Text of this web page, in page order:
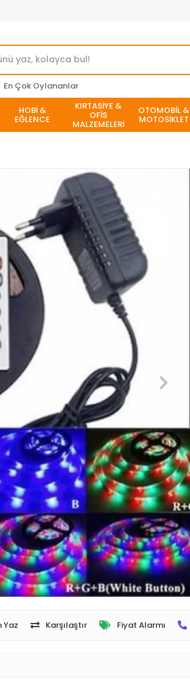
En Çok Oylananlar
HOBİ &
EĞLENCE
KIRTASİYE &
OFİS
MALZEMELERİ
OTOMOBİL &
MOTOSİKLET
Yaz Karşılaştır Fiyat Alarmı